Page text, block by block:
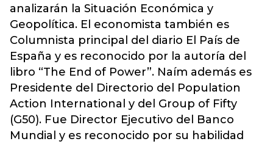
analizarán la Situación Económica y
Geopolítica. El economista también es
Columnista principal del diario El País de
España y es reconocido por la autoría del
libro “The End of Power”. Naím además es
Presidente del Directorio del Population
Action International y del Group of Fifty
(G50). Fue Director Ejecutivo del Banco
Mundial y es reconocido por su habilidad